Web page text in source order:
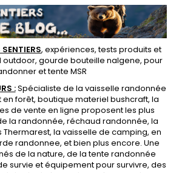
SENTIERS, expériences, tests produits et
outdoor, gourde bouteille nalgene, pour
ettente MSR
:Spécialiste de la vaisselle randonnée
en forêt, boutique materiel bushcraft, la
de vente en ligne proposent les plus
la randonnée, réchaud randonnée, la
Thermarest, la vaisselle de camping, en
randonnee, et bien plus encore. Une
de la nature, de latente randonnée
survie et équipement pour survivre, des